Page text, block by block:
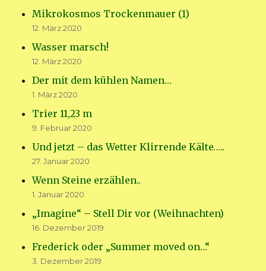
Mikrokosmos Trockenmauer (1)
12. März 2020
Wasser marsch!
12. März 2020
Der mit dem kühlen Namen…
1. März 2020
Trier 11,23 m
9. Februar 2020
Und jetzt – das Wetter Klirrende Kälte…..
27. Januar 2020
Wenn Steine erzählen..
1. Januar 2020
„Imagine“ – Stell Dir vor (Weihnachten)
16. Dezember 2019
Frederick oder „Summer moved on…“
3. Dezember 2019